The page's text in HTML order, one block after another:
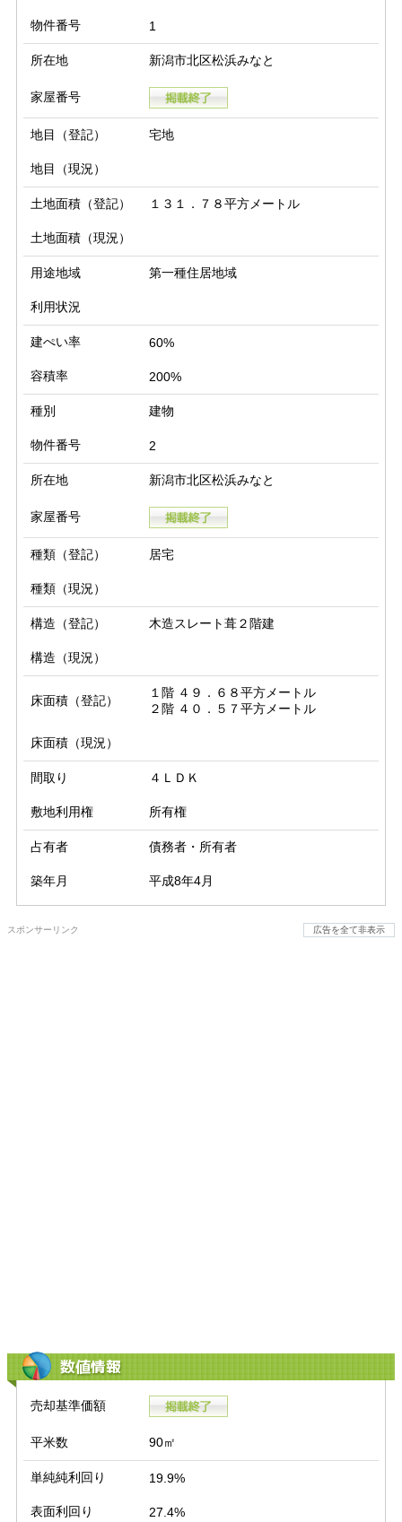
物件番号 1
所在地 新潟市北区松浜みなと
家屋番号
地目（登記） 宅地
地目（現況）
土地面積（登記） １３１．７８平方メートル
土地面積（現況）
用途地域 第一種住居地域
利用状況
建ぺい率 60%
容積率 200%
種別 建物
物件番号 2
所在地 新潟市北区松浜みなと
家屋番号
種類（登記） 居宅
種類（現況）
構造（登記） 木造スレート葺２階建
構造（現況）
床面積（登記）
１階 ４９．６８平方メートル
２階 ４０．５７平方メートル
床面積（現況）
間取り ４ＬＤＫ
敷地利用権 所有権
占有者 債務者・所有者
築年月 平成8年4月
スポンサーリンク 広告を全て非表示
数値情報
売却基準価額
平米数 90㎡
単純純利回り 19.9%
表面利回り 27.4%